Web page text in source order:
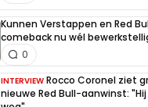
Kunnen Verstappen en Red
comeback nu wél
0
INTERVIEW Rocco Coronel ziet
nieuwe Red Bull-aanwinst: